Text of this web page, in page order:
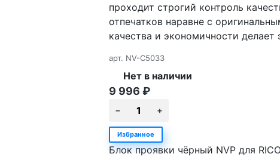
проходит строгий контроль
отпечатков наравне с
качества и экономичности
арт. NV-C5033
Нет в наличии
9 996 ₽
Избранное
Блок проявки чёрный NVP для